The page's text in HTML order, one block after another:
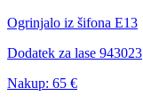
Ogrinjalo iz šifona E13
Dodatek za lase 943023
Nakup: 65 €